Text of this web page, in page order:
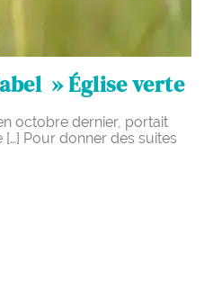
» Église verte
octobre dernier, portait
Pour donner des suites